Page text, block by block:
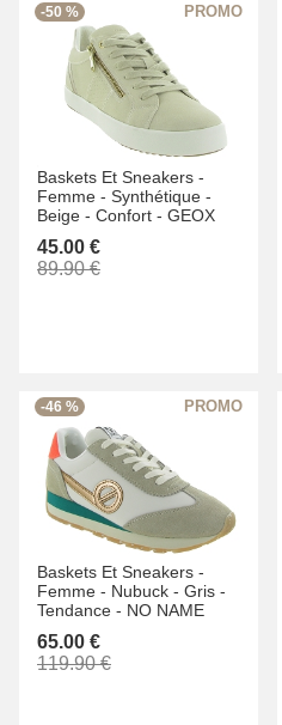
-50 %
Baskets Et Sneakers -
Femme - Synthétique -
Beige - Confort - GEOX
45.00 €
89.90 €
-46 %
Baskets Et Sneakers -
Femme - Nubuck - Gris -
Tendance - NO NAME
65.00 €
119.90 €